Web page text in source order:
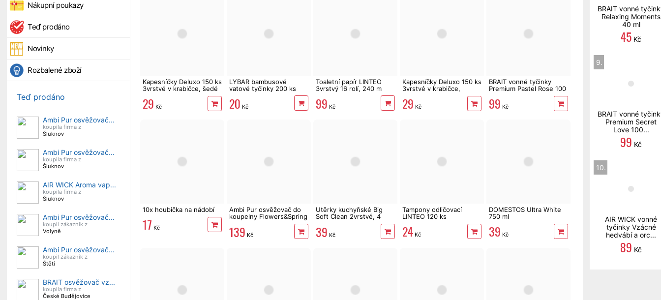
Nákupní poukazy
Teď prodáno
Novinky
Rozbalené zboží
Teď prodáno
Ambi Pur osvěžovač...
koupila firma z
Šluknov
Ambi Pur osvěžovač...
koupila firma z
Šluknov
AIR WICK Aroma vap...
koupila firma z
Šluknov
Ambi Pur osvěžovač...
koupil zákazník z
Volyně
Ambi Pur osvěžovač...
koupil zákazník z
Štětí
BRAIT osvěžovač vz...
koupila firma z
České Budějovice
Kapesníčky Deluxo 150 ks
3vrstvé v krabičce, šedé
29 Kč
LYBAR bambusové
vatové tyčinky 200 ks
20 Kč
Toaletní papír LINTEO
3vrstvý 16 rolí, 240 m
99 Kč
Kapesníčky Deluxo 150 ks
3vrstvé v krabičce,
29 Kč
BRAIT vonné tyčinky
Premium Pastel Rose 100
99 Kč
10x houbička na nádobí
17 Kč
Ambi Pur osvěžovač do
koupelny Flowers&Spring
139 Kč
Utěrky kuchyňské Big
Soft Clean 2vrstvé, 4
39 Kč
Tampony odličovací
LINTEO 120 ks
24 Kč
DOMESTOS Ultra White
750 ml
39 Kč
BRAIT vonné
Relaxing Moments
40 ml
45 Kč
9.
BRAIT vonné
Premium Secret
Love 100...
99 Kč
10.
AIR WICK vonné
tyčinky Vzácné
hedvábí a orc...
89 Kč